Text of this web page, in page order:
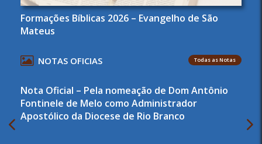
Formações Bíblicas 2026 – Evangelho de São
Mateus
NOTAS OFICIAS Todas as Notas
Nota Oficial – Pela nomeação de Dom Antônio
Fontinele de Melo como Administrador
Apostólico da Diocese de Rio Branco